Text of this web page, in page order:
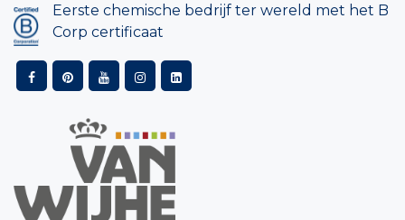
Eerste chemische bedrijf ter wereld met het B
Corp certificaat